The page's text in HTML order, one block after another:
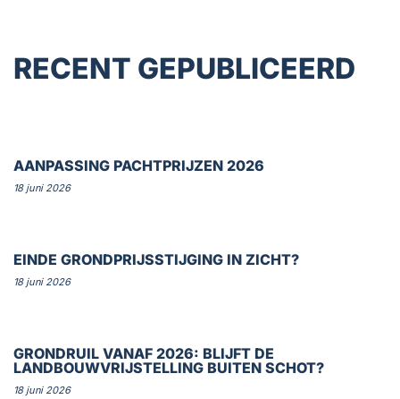
RECENT GEPUBLICEERD
AANPASSING PACHTPRIJZEN 2026
18 juni 2026
EINDE GRONDPRIJSSTIJGING IN ZICHT?
18 juni 2026
GRONDRUIL VANAF 2026: BLIJFT DE
LANDBOUWVRIJSTELLING BUITEN SCHOT?
18 juni 2026